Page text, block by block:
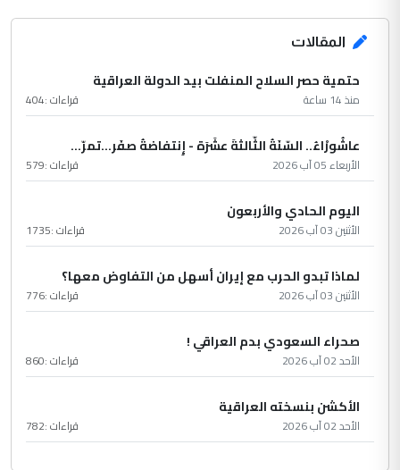
المقالات
حتمية حصر السلاح المنفلت بيد الدولة العراقية
منذ 14 ساعة قراءات :404
عاشُورْاءُ.. السّنَةُ الثّالثةَ عشَرَة - إِنتفاضةُ صفَر…تمرّ...
الأربعاء 05 آب 2026 قراءات :579
اليوم الحادي والأربعون
الأثنين 03 آب 2026 قراءات :1735
لماذا تبدو الحرب مع إيران أسهل من التفاوض معها؟
الأثنين 03 آب 2026 قراءات :776
صحراء السعودي بدم العراقي !
الأحد 02 آب 2026 قراءات :860
الأكشن بنسخته العراقية
الأحد 02 آب 2026 قراءات :782